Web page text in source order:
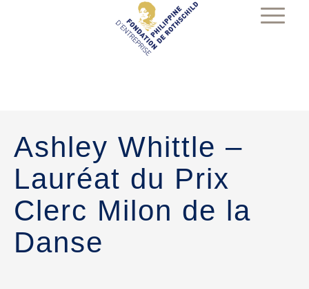
Ashley Whittle –
Lauréat du Prix
Clerc Milon de la
Danse